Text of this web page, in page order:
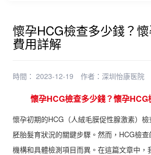
懷孕HCG檢查多少錢？
費用詳解
時間： 2023-12-19 作者： 深圳怡康医院
懷孕HCG檢查多少錢？懷孕HCG
懷孕初期的HCG（人絨毛膜促性腺激素）
胚胎髮育狀況的關鍵步驟。然而，HCG檢
機構和具體檢測項目而異。在這篇文章中，